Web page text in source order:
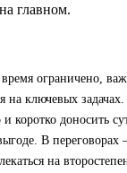
главном.
ограничено,
на ключевых
и коротко доносить
В
на